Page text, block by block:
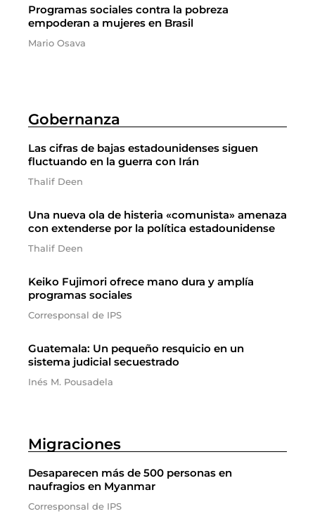
Programas sociales contra la pobreza
empoderan a mujeres en Brasil
Mario Osava
Gobernanza
Las cifras de bajas estadounidenses siguen
fluctuando en la guerra con Irán
Thalif Deen
Una nueva ola de histeria «comunista» amenaza
con extenderse por la política estadounidense
Thalif Deen
Keiko Fujimori ofrece mano dura y amplía
programas sociales
Corresponsal de IPS
Guatemala: Un pequeño resquicio en un
sistema judicial secuestrado
Inés M. Pousadela
Migraciones
Desaparecen más de 500 personas en
naufragios en Myanmar
Corresponsal de IPS